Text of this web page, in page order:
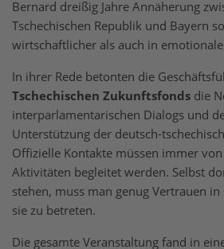
Bernard dreißig Jahre Annäherung
Tschechischen Republik und Bayern
wirtschaftlicher als auch in
In ihrer Rede betonten die
Tschechischen Zukunftsfonds die
interparlamentarischen Dialogs und
Unterstützung der deutsch-
Offizielle Kontakte müssen immer
Aktivitäten begleitet werden. Selbst
stehen, muss man genug Vertrauen
sie zu betreten.
Die gesamte Veranstaltung fand in